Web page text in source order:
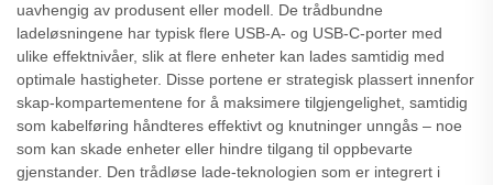
uavhengig av produsent eller modell. De trådbundne
ladeløsningene har typisk flere USB-A- og USB-C-porter med
ulike effektnivåer, slik at flere enheter kan lades samtidig med
optimale hastigheter. Disse portene er strategisk plassert innenfor
skap-kompartementene for å maksimere tilgjengelighet, samtidig
som kabelføring håndteres effektivt og knutninger unngås – noe
som kan skade enheter eller hindre tilgang til oppbevarte
gjenstander. Den trådløse lade-teknologien som er integrert i